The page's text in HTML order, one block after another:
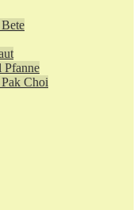
Pfanne
Choi